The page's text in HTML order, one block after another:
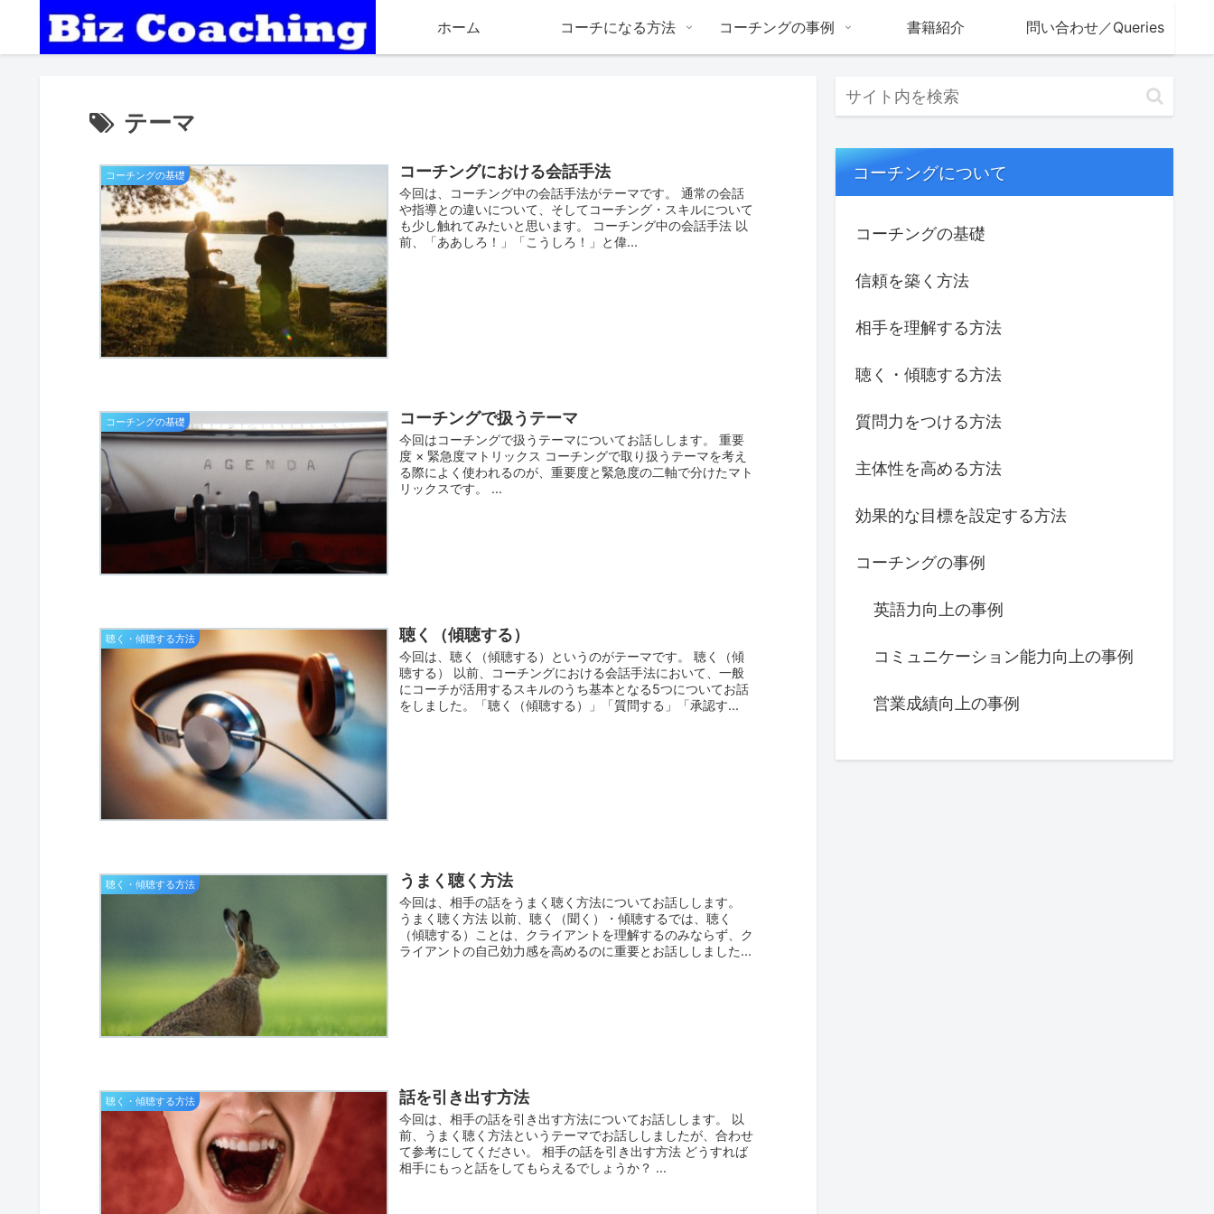
ホーム コーチになる方法 コーチングの事例 書籍紹介 問い合わせ／Queries
テーマ
コーチングの基礎 コーチングにおける会話手法
今回は、コーチング中の会話手法がテーマです。 通常の会話
や指導との違いについて、そしてコーチング・スキルについて
も少し触れてみたいと思います。 コーチング中の会話手法 以
前、「ああしろ！」「こうしろ！」と偉...
コーチングの基礎 コーチングで扱うテーマ
今回はコーチングで扱うテーマについてお話しします。 重要
度 × 緊急度マトリックス コーチングで取り扱うテーマを考え
る際によく使われるのが、重要度と緊急度の二軸で分けたマト
リックスです。 ...
聴く・傾聴する方法 聴く（傾聴する）
今回は、聴く（傾聴する）というのがテーマです。 聴く（傾
聴する） 以前、コーチングにおける会話手法において、一般
にコーチが活用するスキルのうち基本となる5つについてお話
をしました。「聴く（傾聴する）」「質問する」「承認す...
聴く・傾聴する方法 うまく聴く方法
今回は、相手の話をうまく聴く方法についてお話しします。
うまく聴く方法 以前、聴く（聞く）・傾聴するでは、聴く
（傾聴する）ことは、クライアントを理解するのみならず、ク
ライアントの自己効力感を高めるのに重要とお話ししました...
聴く・傾聴する方法 話を引き出す方法
今回は、相手の話を引き出す方法についてお話しします。 以
前、うまく聴く方法というテーマでお話ししましたが、合わせ
て参考にしてください。 相手の話を引き出す方法 どうすれば
相手にもっと話をしてもらえるでしょうか？ ...
コーチングについて
コーチングの基礎
信頼を築く方法
相手を理解する方法
聴く・傾聴する方法
質問力をつける方法
主体性を高める方法
効果的な目標を設定する方法
コーチングの事例
英語力向上の事例
コミュニケーション能力向上の事例
営業成績向上の事例